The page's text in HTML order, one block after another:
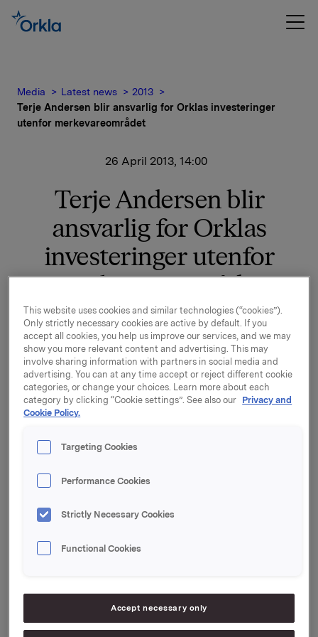
Media Latest news
2013
Terje Andersen blir ansvarlig for Orklas investeringer
utenfor merkevareområdet
26 April 2013, 14:00
Terje Andersen blir
ansvarlig for Orklas
investeringer utenfor
merkevareområdet
Terje Andersen (55) blir CEO og leder for Orkla
Investments, som etableres som eget ansvarsområde i
Orkla ASA.
Hensikten med Orkla Investments er å ivareta Orklas
eierinteresser utenfor merkevareområdet på en best
mulig måte. Orkla er i en endringsfase mot et
Konsernet har imidlertid betydelige finansielle og
Dette krever aktiv oppfølging for å ivareta Orklas
sikre optimal verdirealisering i tråd med konsernets
- Dette er en viktig organisasjonsendring, som sikrer at
gledelig at Terje, med sin lange og solide erfaring fra
Orkla, har takket ja til å lede Orkla Investments, sier
This website uses cookies and similar technologies (“cookies”).
Only strictly necessary cookies are active by default. If you
accept all cookies, you help us improve our services, and we may
show you more relevant content and advertising. This may
involve sharing information with partners in social media and
advertising. You can at any time accept or reject different cookie
categories, or change your choices. Learn more about each
category by clicking “Cookie settings”. See also our Privacy and
Cookie Policy.
Targeting Cookies
Performance Cookies
Strictly Necessary Cookies
Functional Cookies
Accept necessary only